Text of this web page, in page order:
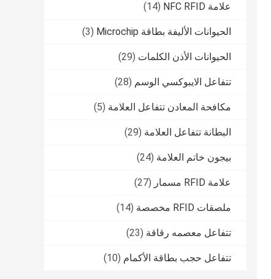
علامة NFC RFID (14)
الحيوانات الأليفة بطاقة Microchip (3)
الحيوانات الأذن الكلمات (29)
تتفاعل الايبوكسي الوسم (28)
مكافحة المعادن تتفاعل العلامة (5)
البطانة تتفاعل العلامة (29)
بيجون خاتم العلامة (24)
علامة RFID مسمار (27)
ملصقات RFID مخصصة (14)
تتفاعل معصمه رقاقة (23)
تتفاعل حجب بطاقة الأكمام (10)